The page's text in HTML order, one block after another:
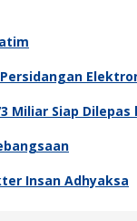
Miliar Siap Dilepas
Insan Adhyaksa